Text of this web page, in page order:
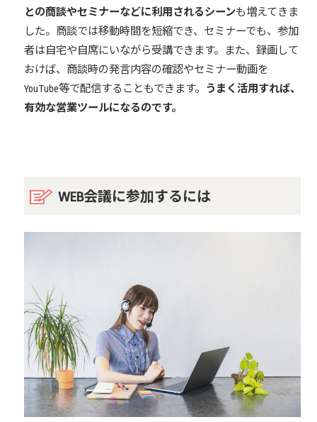
との商談やセミナーなどに利用されるシーンも増えてきま
した。商談では移動時間を短縮でき、セミナーでも、参加
者は自宅や自席にいながら受講できます。また、録画して
おけば、商談時の発言内容の確認やセミナー動画を
YouTube等で配信することもできます。
うまく活用すれば、
有効な営業ツールになるのです。
WEB会議に参加するには